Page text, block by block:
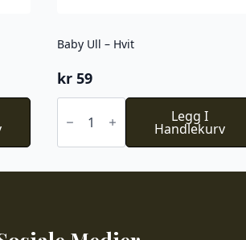
Baby Ull – Hvit
kr 59
Baby
Hvit
Legg I
Handlekurv